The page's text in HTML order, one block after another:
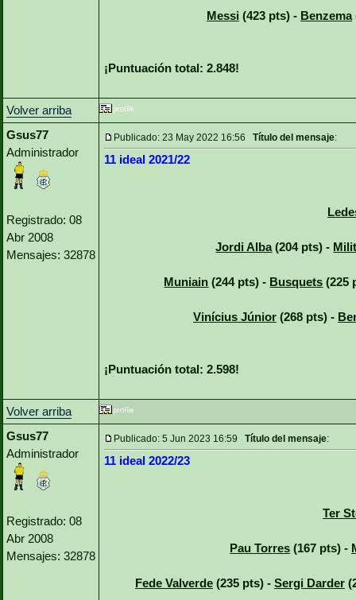
Messi (423 pts) - Benzema
¡Puntuación total: 2.848!
Volver arriba
Gsus77
Administrador
Registrado: 08
Abr 2008
Mensajes: 32878
Publicado: 23 May 2022 16:56 Título del mensaje:
11 ideal 2021/22
Jordi Alba(204 pts) -
Muniain (244 pts) - Busquets (225
Vinícius Júnior (268 pts) -
¡Puntuación total: 2.598!
Volver arriba
Gsus77
Administrador
Registrado: 08
Abr 2008
Mensajes: 32878
Publicado: 5 Jun 2023 16:59 Título del mensaje:
11 ideal 2022/23
Ter
Pau Torres (167 pts) -
Fede Valverde (235 pts) - Sergi Darder